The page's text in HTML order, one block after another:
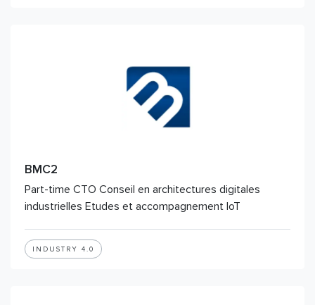
BMC2
Part-time CTO Conseil en architectures digitales
industrielles Etudes et accompagnement IoT
INDUSTRY 4.0